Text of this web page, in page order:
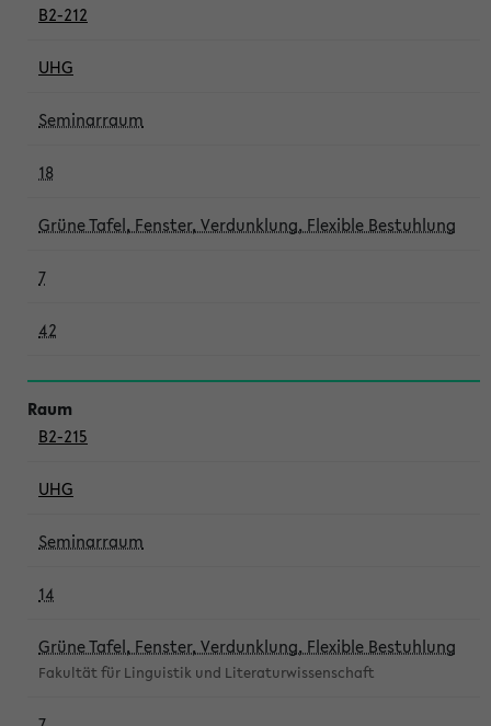
B2-212
UHG
Seminarraum
18
Grüne Tafel, Fenster, Verdunklung, Flexible Bestuhlung
7
42
B2-215
UHG
Seminarraum
14
Grüne Tafel, Fenster, Verdunklung, Flexible Bestuhlung
Fakultät für Linguistik und Literaturwissenschaft